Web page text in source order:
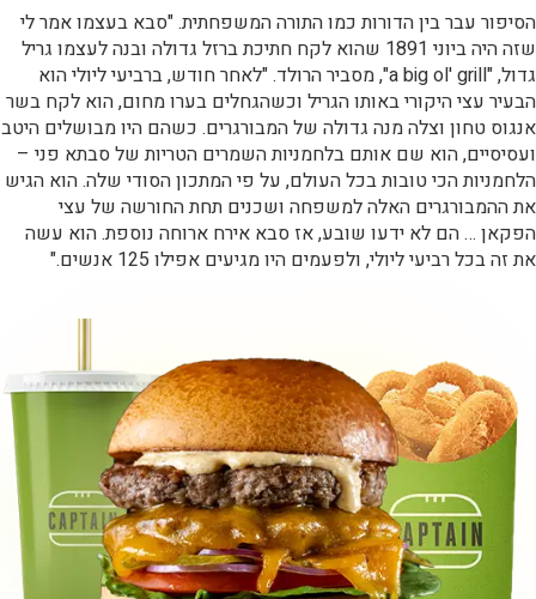
הסיפור עבר בין הדורות כמו התורה המשפחתית. "סבא בעצמו אמר לי
שזה היה ביוני 1891 שהוא לקח חתיכת ברזל גדולה ובנה לעצמו גריל
גדול, "a big ol' grill", מסביר הרולד. "לאחר חודש, ברביעי ליולי הוא
הבעיר עצי היקורי באותו הגריל וכשהגחלים בערו מחום, הוא לקח בשר
אנגוס טחון וצלה מנה גדולה של המבורגרים. כשהם היו מבושלים היטב
ועסיסיים, הוא שם אותם בלחמניות השמרים הטריות של סבתא פני –
הלחמניות הכי טובות בכל העולם, על פי המתכון הסודי שלה. הוא הגיש
את ההמבורגרים האלה למשפחה ושכנים תחת החורשה של עצי
הפקאן … הם לא ידעו שובע, אז סבא אירח ארוחה נוספת. הוא עשה
את זה בכל רביעי ליולי, ולפעמים היו מגיעים אפילו 125 אנשים."